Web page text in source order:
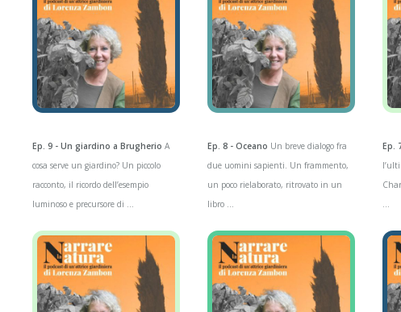
Ep. 9 - Un giardino a Brugherio A
cosa serve un giardino? Un piccolo
racconto, il ricordo dell’esempio
luminoso e precursore di ...
Ep. 8 - Oceano Un breve dialogo fra
due uomini sapienti. Un frammento,
un poco rielaborato, ritrovato in un
libro ...
Ep.
...